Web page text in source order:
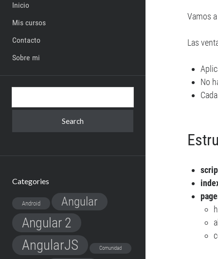
Inicio
Mis cursos
Contacto
Sobre mi
Categories
Android Angular
Angular 2
AngularJS Comunidad
Vamos
Las
No